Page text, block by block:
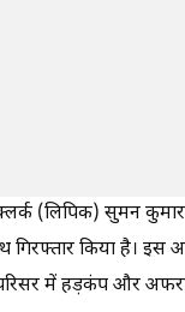
(लिपिक) सुमन
गिरफ्तार किया है। इस
में हड़कंप और